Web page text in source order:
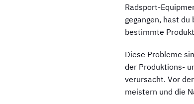
Radsport-
gegangen, hast
bestimmte
Diese Probleme
der Produktions-
verursacht. Vor
meistern und die